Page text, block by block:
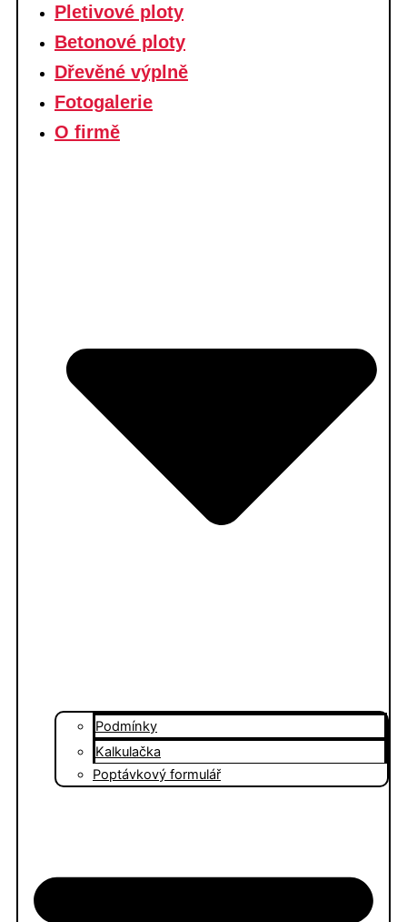
Pletivové ploty
Betonové ploty
Dřevěné výplně
Fotogalerie
O firmě
Podmínky
Kalkulačka
Poptávkový formulář